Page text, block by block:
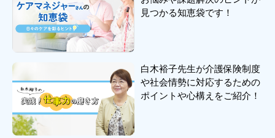
見つかる知恵袋です！
白木裕子先生が介護保険制度
や社会情勢に対応するための
ポイントや心構えをご紹介！